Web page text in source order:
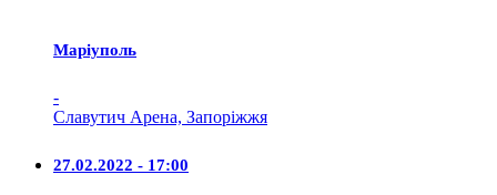
Маріуполь
-
Славутич Арена, Запоріжжя
27.02.2022 - 17:00